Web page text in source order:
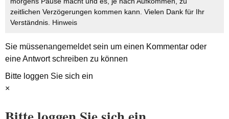
zeitlichen Verzögerungen kommen kann. Vielen Dank für Ihr
Verständnis. Hinweis
Sie müssenangemeldetsein um einen Kommentar oder
eine Antwort schreiben zu können
Bitte loggen Sie sich ein
×